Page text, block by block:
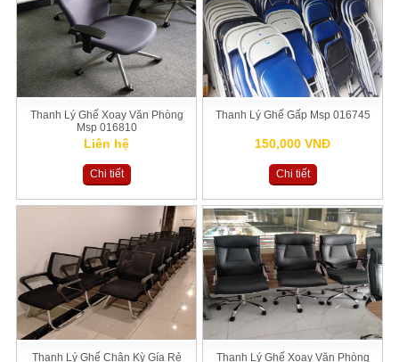
Thanh Lý Ghế Xoay Văn Phòng
Msp 016810
Liên hệ
Chi tiết
Thanh Lý Ghế Gấp Msp 016745
150,000 VNĐ
Chi tiết
Thanh Lý Ghế Chân Kỳ Gía Rẻ
Thanh Lý Ghế Xoay Văn Phòng